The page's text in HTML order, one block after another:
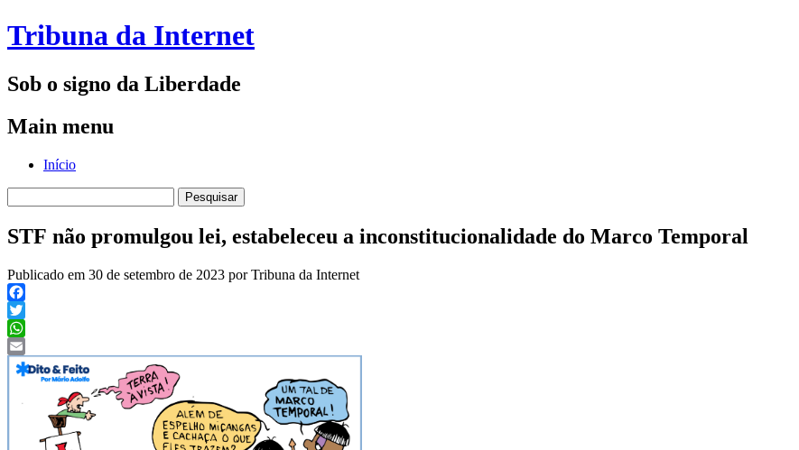
Tribuna da Internet
Sob o signo da Liberdade
Main menu
Skip
Início
por:
STF não promulgou lei, estabeleceu a inconstitucionalidade do Marco Temporal
Publicado em 30 de setembro de 2023 por Tribuna da Internet
Facebook
Twitter
WhatsApp
Email